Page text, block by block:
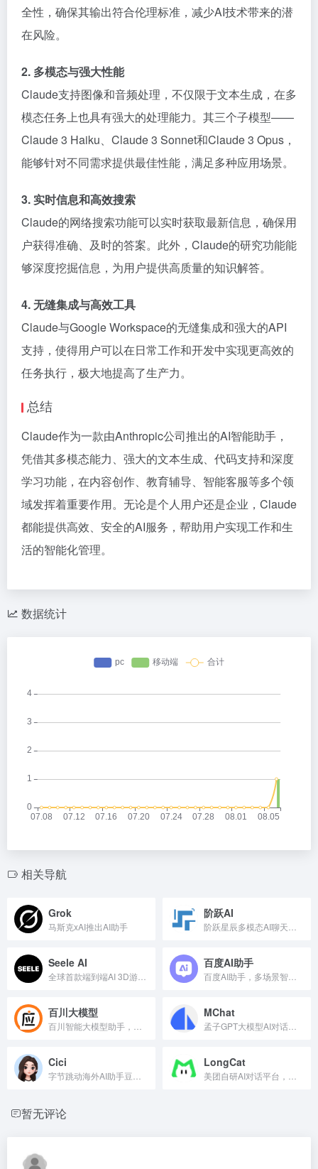
全性，确保其输出符合伦理标准，减少AI技术带来的潜
在风险。
2. 多模态与强大性能
Claude支持图像和音频处理，不仅限于文本生成，在多
模态任务上也具有强大的处理能力。其三个子模型——
Claude 3 Haiku、Claude 3 Sonnet和Claude 3 Opus，
能够针对不同需求提供最佳性能，满足多种应用场景。
3. 实时信息和高效搜索
Claude的网络搜索功能可以实时获取最新信息，确保用
户获得准确、及时的答案。此外，Claude的研究功能能
够深度挖掘信息，为用户提供高质量的知识解答。
4. 无缝集成与高效工具
Claude与Google Workspace的无缝集成和强大的API
支持，使得用户可以在日常工作和开发中实现更高效的
任务执行，极大地提高了生产力。
总结
Claude作为一款由Anthropic公司推出的AI智能助手，
凭借其多模态能力、强大的文本生成、代码支持和深度
学习功能，在内容创作、教育辅导、智能客服等多个领
域发挥着重要作用。无论是个人用户还是企业，Claude
都能提供高效、安全的AI服务，帮助用户实现工作和生
活的智能化管理。
数据统计
相关导航
Grok
马斯克xAI推出AI助手
阶跃AI
Seele AI 百度AI助手
百川大模型 MChat
Cici LongCat
暂无评论